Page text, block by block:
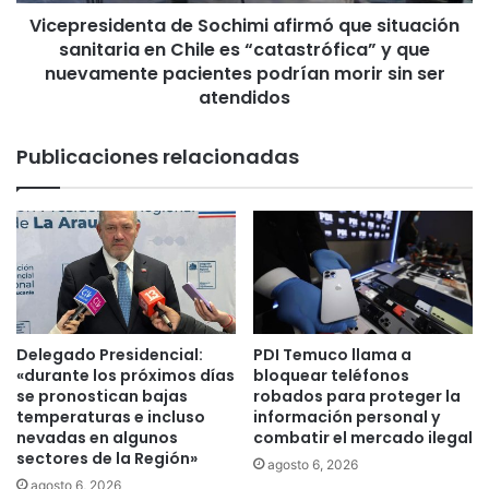
n
a
e
n
t
n
t
o
t
a
e
S
o
c
i
m
i
i
r
m
ó
q
Vicepresidenta de Sochimi afirmó que situación
sanitaria en Chile es “catastrófica” y que
nuevamente pacientes podrían morir sin ser
atendidos
Publicaciones relacionadas
Delegado Presidencial:
«durante los próximos días
se pronostican bajas
temperaturas e incluso
nevadas en algunos
sectores de la Región»
agosto 6, 2026
PDI Temuco llama a
bloquear teléfonos
robados para proteger la
información personal y
combatir el mercado ilegal
agosto 6, 2026